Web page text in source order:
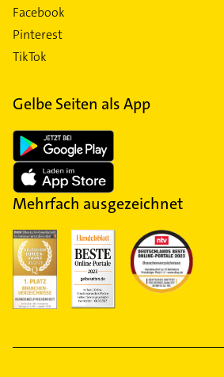
Facebook
Pinterest
TikTok
Gelbe Seiten als App
Mehrfach ausgezeichnet